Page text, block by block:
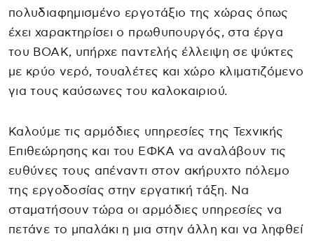
πολυδιαφημισμένο εργοτάξιο της χώρας όπως
έχει χαρακτηρίσει ο πρωθυπουργός, στα έργα
του ΒΟΑΚ, υπήρχε παντελής έλλειψη σε ψύκτες
με κρύο νερό, τουαλέτες και χώρο κλιματιζόμενο
για τους καύσωνες του καλοκαιριού.
Καλούμε τις αρμόδιες υπηρεσίες της Τεχνικής
Επιθεώρησης και του ΕΦΚΑ να αναλάβουν τις
ευθύνες τους απέναντι στον ακήρυχτο πόλεμο
της εργοδοσίας στην εργατική τάξη. Να
σταματήσουν τώρα οι αρμόδιες υπηρεσίες να
πετάνε το μπαλάκι η μια στην άλλη και να ληφθεί